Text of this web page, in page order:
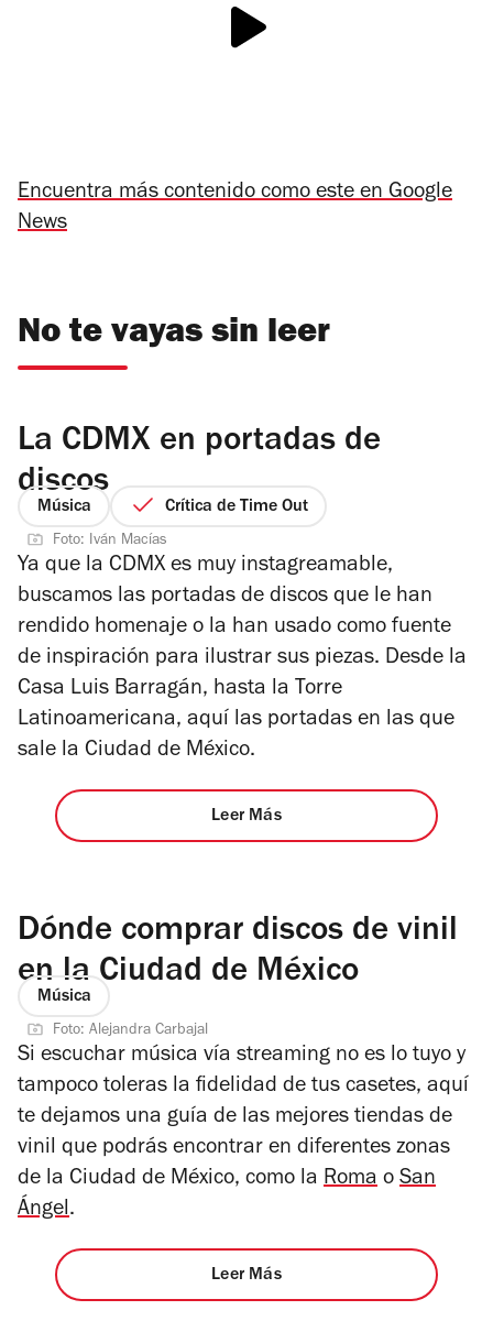
Encuentra más contenido como este en Google
News
No te vayas sin leer
La CDMX en portadas de
discos
Música Crítica de Time Out
Foto: Iván Macías
Ya que la CDMX es muy instagreamable,
buscamos las portadas de discos que le han
rendido homenaje o la han usado como fuente
de inspiración para ilustrar sus piezas. Desde la
Casa Luis Barragán, hasta la Torre
Latinoamericana, aquí las portadas en las que
sale la Ciudad de México.
Leer Más
Dónde comprar discos de vinil
en la Ciudad de México
Música
Foto: Alejandra Carbajal
Si escuchar música vía streaming no es lo tuyo y
tampoco toleras la fidelidad de tus casetes, aquí
te dejamos una guía de las mejores tiendas de
vinil que podrás encontrar en diferentes zonas
de la Ciudad de México, como la Roma o San
Ángel.
Leer Más